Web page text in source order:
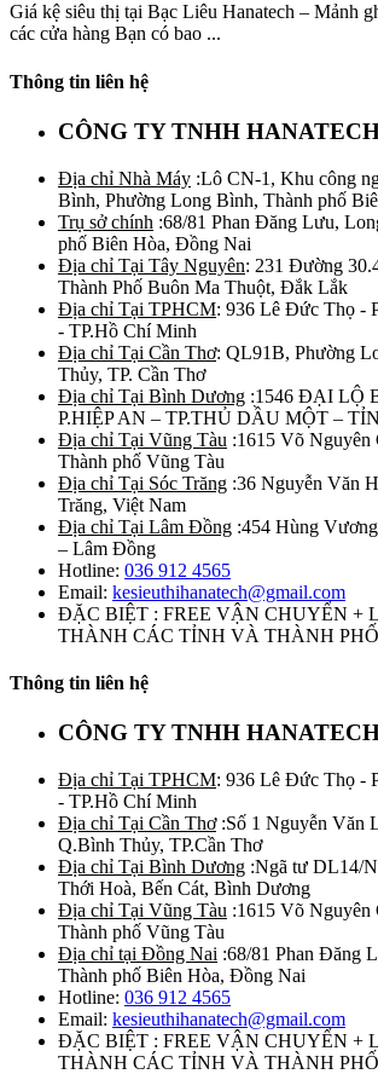
Giá kệ siêu thị tại Bạc Liêu Hanatech – Mảnh
các cửa hàng Bạn có bao ...
Thông tin liên hệ
CÔNG TY TNHH
Địa chỉ Nhà Máy :Lô CN-1, Khu công
Bình, Phường Long Bình, Thành phố
Trụ sở chính :68/81 Phan Đăng Lưu,
phố Biên Hòa, Đồng Nai
Địa chỉ Tại Tây Nguyên: 231 Đường
Thành Phố Buôn Ma Thuột, Đắk Lắk
Địa chỉ Tại TPHCM: 936 Lê Đức Thọ -
- TP.Hồ Chí Minh
Địa chỉ Tại Cần Thơ: QL91B, Phường
Thủy, TP. Cần Thơ
Địa chỉ Tại Bình Dương :1546 ĐẠI LỘ
P.HIỆP AN – TP.THỦ DẦU MỘT –
Địa chỉ Tại Vũng Tàu :1615 Võ Nguyên
Thành phố Vũng Tàu
Địa chỉ Tại Sóc Trăng :36 Nguyễn Văn
Trăng, Việt Nam
Địa chỉ Tại Lâm Đồng :454 Hùng
– Lâm Đồng
Hotline: 036 912 4565
Email: kesieuthihanatech@gmail.com
ĐẶC BIỆT : FREE VẬN CHUYỂN +
THÀNH CÁC TỈNH VÀ THÀNH PHỐ
Thông tin liên hệ
CÔNG TY TNHH
Địa chỉ Tại TPHCM: 936 Lê Đức Thọ -
- TP.Hồ Chí Minh
Địa chỉ Tại Cần Thơ:Số 1 Nguyễn Văn
Q.Bình Thủy, TP.Cần Thơ
Địa chỉ Tại Bình Dương :Ngã tư DL14/
Thới Hoà, Bến Cát, Bình Dương
Địa chỉ Tại Vũng Tàu :1615 Võ Nguyên
Thành phố Vũng Tàu
Địa chỉ tại Đồng Nai :68/81 Phan Đăng
Thành phố Biên Hòa, Đồng Nai
Hotline: 036 912 4565
Email: kesieuthihanatech@gmail.com
ĐẶC BIỆT : FREE VẬN CHUYỂN +
THÀNH CÁC TỈNH VÀ THÀNH PHỐ